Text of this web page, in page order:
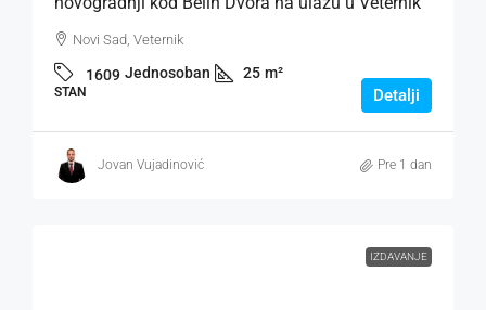
Novi Sad, Veternik
1609 Jednosoban 25 m²
STAN Detalji
Jovan Vujadinović Pre 1 dan
IZDAVANJE